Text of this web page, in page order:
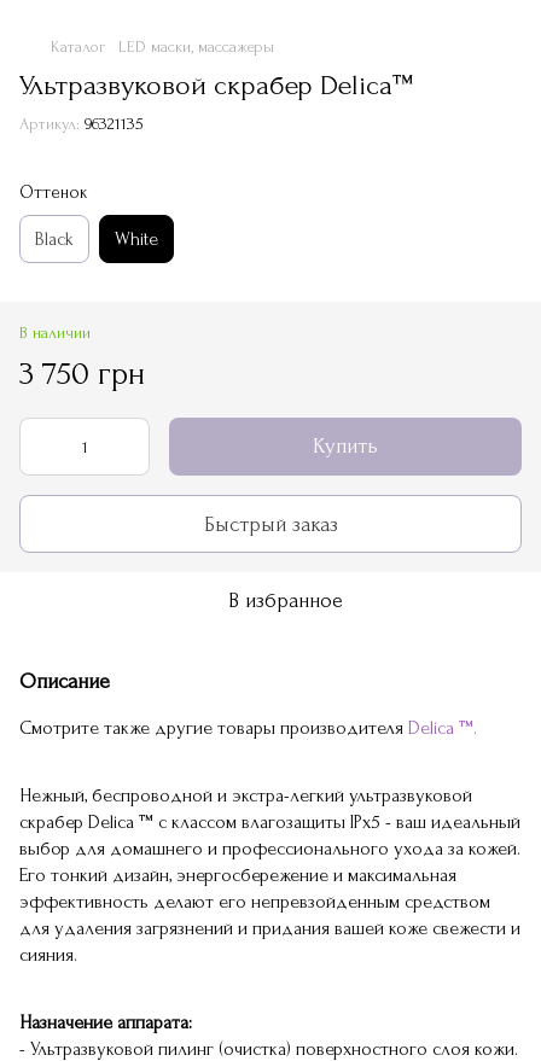
Каталог LED маски, массажеры
Ультразвуковой скрабер Delica™
Артикул: 96321135
Оттенок
Black White
В наличии
3 750 грн
Купить
Быстрый заказ
В избранное
Описание
Смотрите также другие товары производителя Delica ™.
Нежный, беспроводной и экстра-легкий ультразвуковой
скрабер Delica ™ с классом влагозащиты IPx5 - ваш идеальный
выбор для домашнего и профессионального ухода за кожей.
Его тонкий дизайн, энергосбережение и максимальная
эффективность делают его непревзойденным средством
для удаления загрязнений и придания вашей коже свежести и
сияния.
Назначение аппарата:
- Ультразвуковой пилинг (очистка) поверхностного слоя кожи.